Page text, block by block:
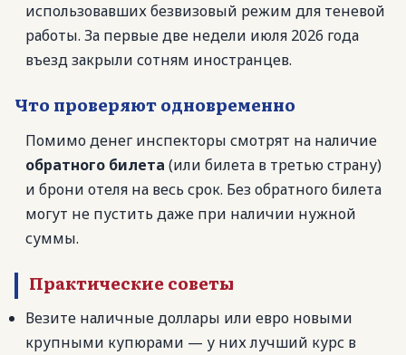
использовавших безвизовый режим для теневой
работы. За первые две недели июля 2026 года
въезд закрыли сотням иностранцев.
Что проверяют одновременно
Помимо денег инспекторы смотрят на наличие
обратного билета (или билета в третью страну)
и брони отеля на весь срок. Без обратного билета
могут не пустить даже при наличии нужной
суммы.
Практические советы
Везите наличные доллары или евро новыми
крупными купюрами — у них лучший курс в